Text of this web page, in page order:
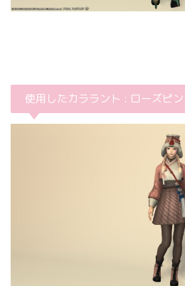
使用したカララント : ローズピン